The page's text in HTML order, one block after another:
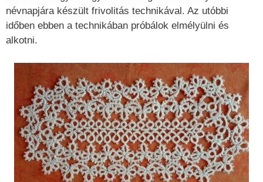
névnapjára készült frivolitás technikával. Az utóbbi
időben ebben a technikában próbálok elmélyülni és
alkotni.